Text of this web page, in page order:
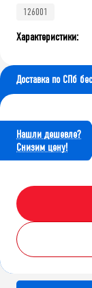
126001
Характеристики:
Доставка по СПб
Нашли дешевле?
Cнизим цену!